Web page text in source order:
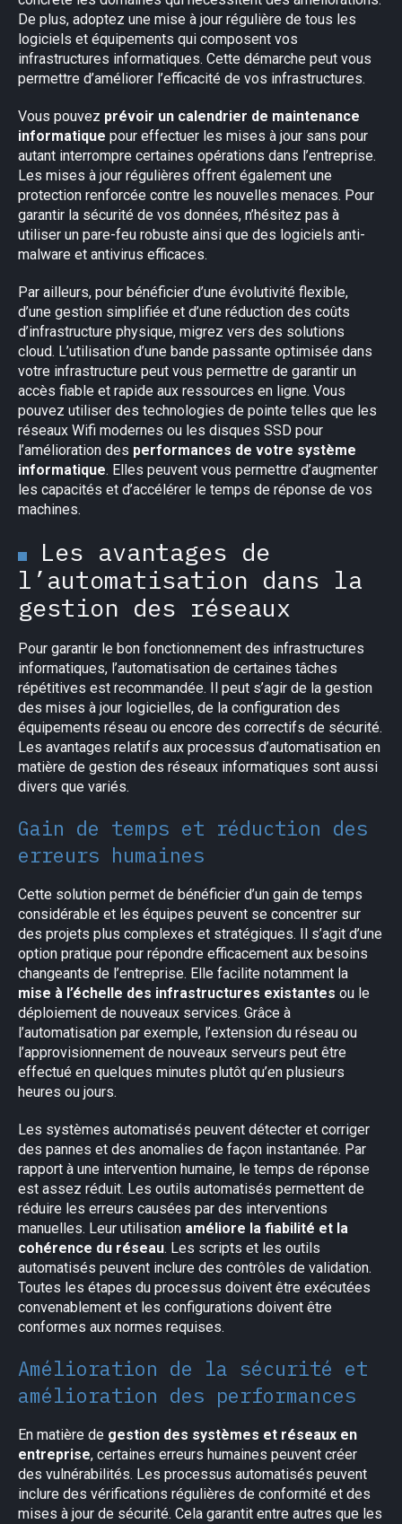
De plus, adoptez une mise à jour régulière de tous les
logiciels et équipements qui composent vos
infrastructures informatiques. Cette démarche peut vous
permettre d’améliorer l’efficacité de vos infrastructures.
Vous pouvez prévoir un calendrier de maintenance
informatique pour effectuer les mises à jour sans pour
autant interrompre certaines opérations dans l’entreprise.
Les mises à jour régulières offrent également une
protection renforcée contre les nouvelles menaces. Pour
garantir la sécurité de vos données, n’hésitez pas à
utiliser un pare-feu robuste ainsi que des logiciels anti-
malware et antivirus efficaces.
Par ailleurs, pour bénéficier d’une évolutivité flexible,
d’une gestion simplifiée et d’une réduction des coûts
d’infrastructure physique, migrez vers des solutions
cloud. L’utilisation d’une bande passante optimisée dans
votre infrastructure peut vous permettre de garantir un
accès fiable et rapide aux ressources en ligne. Vous
pouvez utiliser des technologies de pointe telles que les
réseaux Wifi modernes ou les disques SSD pour
l’amélioration des performances de votre système
informatique. Elles peuvent vous permettre d’augmenter
les capacités et d’accélérer le temps de réponse de vos
machines.
Les avantages de
l’automatisation dans la
gestion des réseaux
Pour garantir le bon fonctionnement des infrastructures
informatiques, l’automatisation de certaines tâches
répétitives est recommandée. Il peut s’agir de la gestion
des mises à jour logicielles, de la configuration des
équipements réseau ou encore des correctifs de sécurité.
Les avantages relatifs aux processus d’automatisation en
matière de gestion des réseaux informatiques sont aussi
divers que variés.
Gain de temps et réduction des
erreurs humaines
Cette solution permet de bénéficier d’un gain de temps
considérable et les équipes peuvent se concentrer sur
des projets plus complexes et stratégiques. Il s’agit d’une
option pratique pour répondre efficacement aux besoins
changeants de l’entreprise. Elle facilite notamment la
mise à l’échelle des infrastructures existantes ou le
déploiement de nouveaux services. Grâce à
l’automatisation par exemple, l’extension du réseau ou
l’approvisionnement de nouveaux serveurs peut être
effectué en quelques minutes plutôt qu’en plusieurs
heures ou jours.
Les systèmes automatisés peuvent détecter et corriger
des pannes et des anomalies de façon instantanée. Par
rapport à une intervention humaine, le temps de réponse
est assez réduit. Les outils automatisés permettent de
réduire les erreurs causées par des interventions
manuelles. Leur utilisation améliore la fiabilité et la
cohérence du réseau. Les scripts et les outils
automatisés peuvent inclure des contrôles de validation.
Toutes les étapes du processus doivent être exécutées
convenablement et les configurations doivent être
conformes aux normes requises.
Amélioration de la sécurité et
amélioration des performances
En matière de gestion des systèmes et réseaux en
entreprise, certaines erreurs humaines peuvent créer
des vulnérabilités. Les processus automatisés peuvent
inclure des vérifications régulières de conformité et des
mises à jour de sécurité. Cela garantit entre autres que les
×